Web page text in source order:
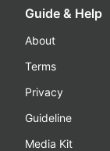
Guide & Help
About
Terms
Privacy
Guideline
Media Kit